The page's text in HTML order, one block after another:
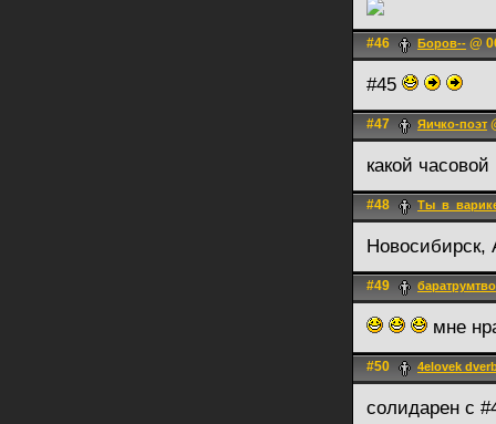
#46 Боров-- @
#45
#47 Яичко-поэт
какой
#48
Новосибирск,
#49
мне
#50 4elovek
солидарен с